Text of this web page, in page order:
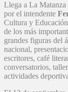
Llega a La
por el intendente
Cultura y
de los más
grandes figuras del
nacional,
escritores, café
conversatorios,
actividades